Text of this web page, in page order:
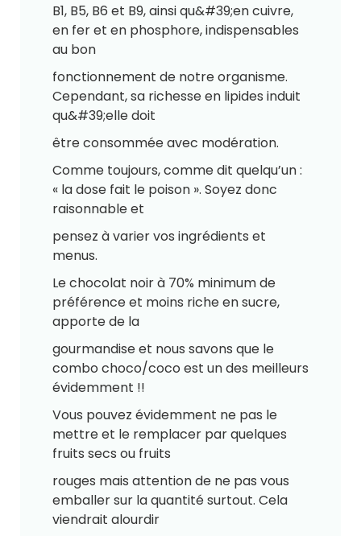
B1, B5, B6 et B9, ainsi qu&#39;en cuivre,
en fer et en phosphore, indispensables
au bon
fonctionnement de notre organisme.
Cependant, sa richesse en lipides induit
qu&#39;elle doit
être consommée avec modération.
Comme toujours, comme dit quelqu’un :
« la dose fait le poison ». Soyez donc
raisonnable et
pensez à varier vos ingrédients et
menus.
Le chocolat noir à 70% minimum de
préférence et moins riche en sucre,
apporte de la
gourmandise et nous savons que le
combo choco/coco est un des meilleurs
évidemment !!
Vous pouvez évidemment ne pas le
mettre et le remplacer par quelques
fruits secs ou fruits
rouges mais attention de ne pas vous
emballer sur la quantité surtout. Cela
viendrait alourdir